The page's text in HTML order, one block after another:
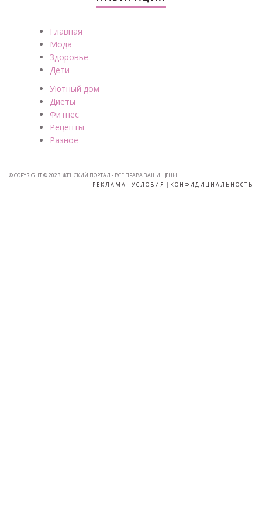
Главная
Мода
Здоровье
Дети
Уютный дом
Диеты
Фитнес
Рецепты
Разное
© COPYRIGHT © 2023. ЖЕНСКИЙ ПОРТАЛ - ВСЕ ПРАВА ЗАЩИЩЕНЫ.
РЕКЛАМА | УСЛОВИЯ | КОНФИДИЦИАЛЬНОСТЬ